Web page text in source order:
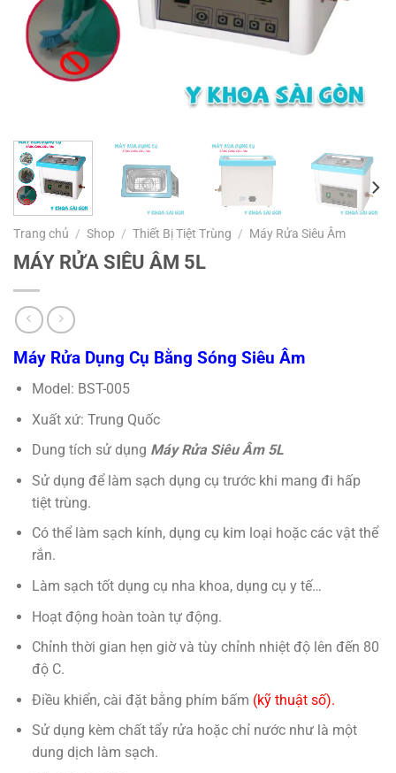
Trang chủ / Shop / Thiết Bị Tiệt Trùng / Máy Rửa Siêu Âm
MÁY RỬA SIÊU ÂM 5L
Máy Rửa Dụng Cụ Bằng Sóng Siêu Âm
Model: BST-005
Xuất xứ: Trung Quốc
Dung tích sử dụng Máy Rửa Siêu Âm 5L
Sử dụng để làm sạch dụng cụ trước khi mang đi hấp
tiệt trùng.
Có thể làm sạch kính, dụng cụ kim loại hoặc các vật thể
rắn.
Làm sạch tốt dụng cụ nha khoa, dụng cụ y tế…
Hoạt động hoàn toàn tự động.
Chỉnh thời gian hẹn giờ và tùy chỉnh nhiệt độ lên đến 80
độ C.
Điều khiển, cài đặt bằng phím bấm (kỹ thuật số).
Sử dụng kèm chất tẩy rửa hoặc chỉ nước như là một
dung dịch làm sạch.